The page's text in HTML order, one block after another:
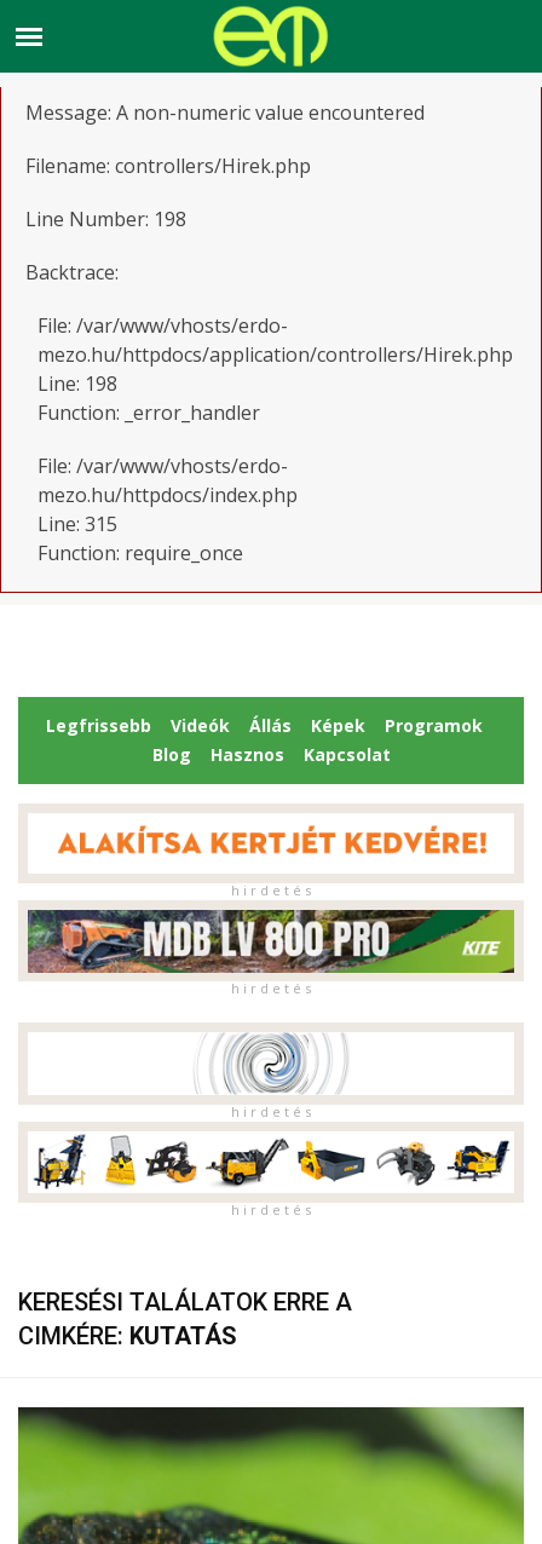
A PHP Error was encountered
Message: A non-numeric value encountered
Filename: controllers/Hirek.php
Line Number: 198
Backtrace:
File: /var/www/vhosts/erdo-
mezo.hu/httpdocs/application/controllers/Hirek.php
Line: 198
Function: _error_handler
File: /var/www/vhosts/erdo-
mezo.hu/httpdocs/index.php
Line: 315
Function: require_once
Legfrissebb Videók Állás Képek
Programok
Blog
Hasznos Kapcsolat
h i r d e t é s
h i r d e t é s
h i r d e t é s
h i r d e t é s
KERESÉSI TALÁLATOK ERRE A
CIMKÉRE: KUTATÁS